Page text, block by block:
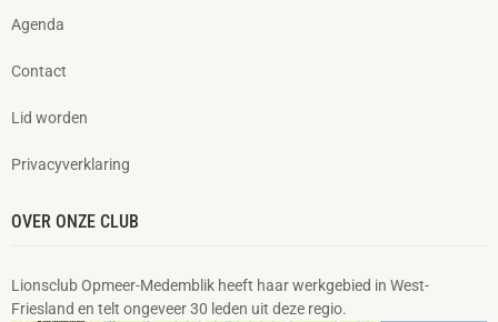
Agenda
Contact
Lid worden
Privacyverklaring
OVER ONZE CLUB
Lionsclub Opmeer-Medemblik heeft haar werkgebied in West-
Friesland en telt ongeveer 30 leden uit deze regio.